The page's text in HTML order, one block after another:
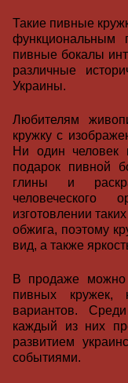
Такие пивные
функциональным
пивные бокалы
различные
Украины.
Любителям
кружку с
Ни один человек
подарок пивной
глины и
человеческого
изготовлении
обжига, поэтому
вид, а также
В продаже можно
пивных кружек,
вариантов.
каждый из них
развитием
событиями.